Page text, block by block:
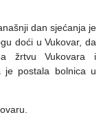
dan sjećanja je
doći u Vukovar, da
žrtvu Vukovara i
je postala bolnica u